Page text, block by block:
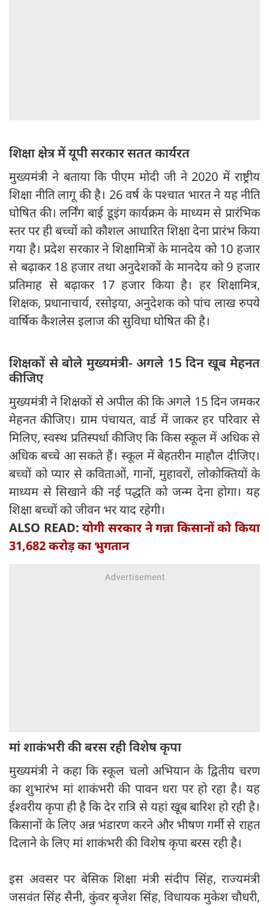
शिक्षा क्षेत्र में यूपी सरकार सतत कार्यरत
मुख्यमंत्री ने बताया कि पीएम मोदी जी ने 2020 में राष्ट्रीय
शिक्षा नीति लागू की है। 26 वर्ष के पश्चात भारत ने यह नीति
घोषित की। लर्निंग बाई डूइंग कार्यक्रम के माध्यम से प्रारंभिक
स्तर पर ही बच्चों को कौशल आधारित शिक्षा देना प्रारंभ किया
गया है। प्रदेश सरकार ने शिक्षामित्रों के मानदेय को 10 हजार
से बढ़ाकर 18 हजार तथा अनुदेशकों के मानदेय को 9 हजार
प्रतिमाह से बढ़ाकर 17 हजार किया है। हर शिक्षामित्र,
शिक्षक, प्रधानाचार्य, रसोइया, अनुदेशक को पांच लाख रुपये
वार्षिक कैशलेस इलाज की सुविधा घोषित की है।
शिक्षकों से बोले मुख्यमंत्री- अगले 15 दिन खूब मेहनत
कीजिए
मुख्यमंत्री ने शिक्षकों से अपील की कि अगले 15 दिन जमकर
मेहनत कीजिए। ग्राम पंचायत, वार्ड में जाकर हर परिवार से
मिलिए, स्वस्थ प्रतिस्पर्धा कीजिए कि किस स्कूल में अधिक से
अधिक बच्चे आ सकते हैं। स्कूल में बेहतरीन माहौल दीजिए।
बच्चों को प्यार से कविताओं, गानों, मुहावरों, लोकोक्तियों के
माध्यम से सिखाने की नई पद्धति को जन्म देना होगा। यह
शिक्षा बच्चों को जीवन भर याद रहेगी।
ALSO READ:योगी सरकार ने गन्ना किसानों को किया
31,682 करोड़ का भुगतान
मां शाकंभरी की बरस रही विशेष कृपा
मुख्यमंत्री ने कहा कि स्कूल चलो अभियान के द्वितीय चरण
का शुभारंभ मां शाकंभरी की पावन धरा पर हो रहा है। यह
ईश्वरीय कृपा ही है कि देर रात्रि से यहां खूब बारिश हो रही है।
किसानों के लिए अन्न भंडारण करने और भीषण गर्मी से राहत
दिलाने के लिए मां शाकंभरी की विशेष कृपा बरस रही है।
इस अवसर पर बेसिक शिक्षा मंत्री संदीप सिंह, राज्यमंत्री
जसवंत सिंह सैनी, कुंवर बृजेश सिंह, विधायक मुकेश चौधरी,